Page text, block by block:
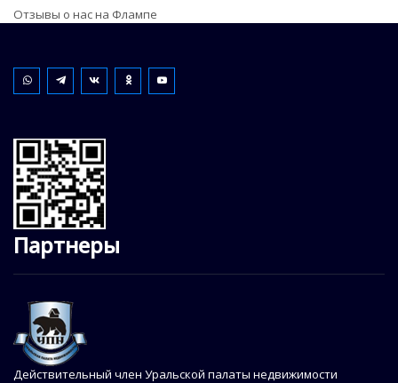
Отзывы о нас на Флампе
Партнеры
Действительный член Уральской палаты недвижимости